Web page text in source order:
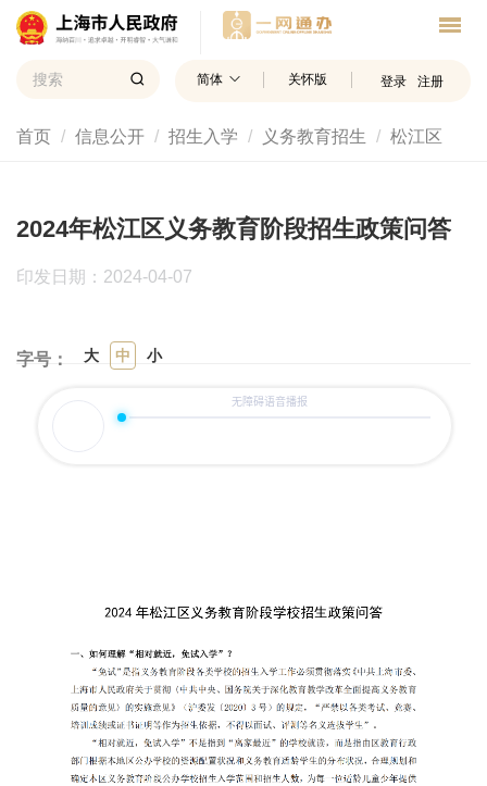
简体 关怀版 登录 注册
首页 信息公开 招生入学 义务教育招生 松江区
2024年松江区义务教育阶段招生政策问答
印发日期：2024-04-07
字号： 大 中 小